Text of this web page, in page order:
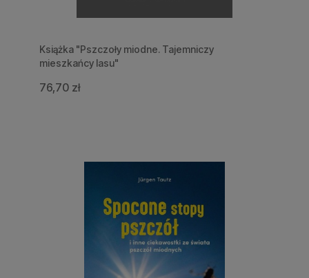
Książka "Pszczoły miodne. Tajemniczy
mieszkańcy lasu"
76,70 zł